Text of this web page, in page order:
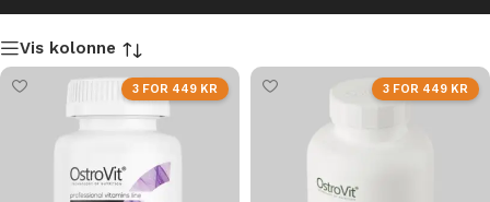
Vis kolonne
3 FOR 449 KR 3 FOR 449 KR